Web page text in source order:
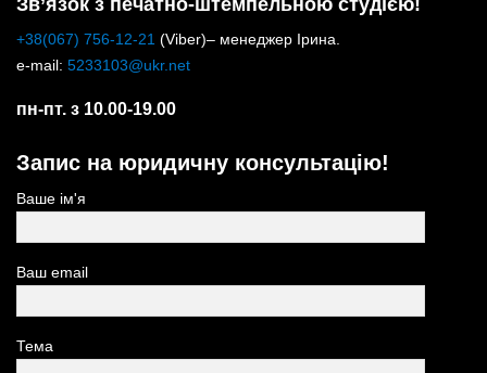
Зв’язок з печатно-штемпельною студією!
+38(067) 756-12-21 (Viber)– менеджер Ірина.
e-mail: 5233103@ukr.net
пн-пт. з 10.00-19.00
Запис на юридичну консультацію!
Ваше ім'я
Ваш email
Тема